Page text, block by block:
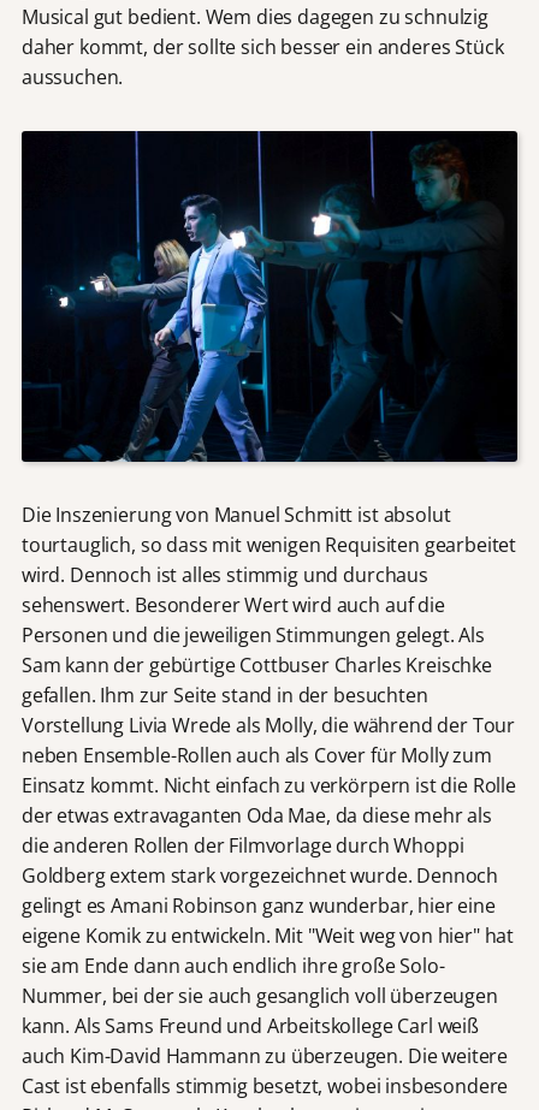
Musical gut bedient. Wem dies dagegen zu schnulzig
daher kommt, der sollte sich besser ein anderes Stück
aussuchen.
Die Inszenierung von Manuel Schmitt ist absolut
tourtauglich, so dass mit wenigen Requisiten gearbeitet
wird. Dennoch ist alles stimmig und durchaus
sehenswert. Besonderer Wert wird auch auf die
Personen und die jeweiligen Stimmungen gelegt. Als
Sam kann der gebürtige Cottbuser Charles Kreischke
gefallen. Ihm zur Seite stand in der besuchten
Vorstellung Livia Wrede als Molly, die während der Tour
neben Ensemble-Rollen auch als Cover für Molly zum
Einsatz kommt. Nicht einfach zu verkörpern ist die Rolle
der etwas extravaganten Oda Mae, da diese mehr als
die anderen Rollen der Filmvorlage durch Whoppi
Goldberg extem stark vorgezeichnet wurde. Dennoch
gelingt es Amani Robinson ganz wunderbar, hier eine
eigene Komik zu entwickeln. Mit "Weit weg von hier" hat
sie am Ende dann auch endlich ihre große Solo-
Nummer, bei der sie auch gesanglich voll überzeugen
kann. Als Sams Freund und Arbeitskollege Carl weiß
auch Kim-David Hammann zu überzeugen. Die weitere
Cast ist ebenfalls stimmig besetzt, wobei insbesondere